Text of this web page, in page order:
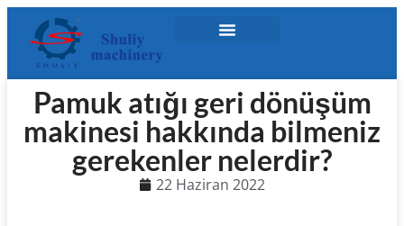
Pamuk atığı geri dönüşüm
makinesi hakkında bilmeniz
gerekenler nelerdir?
22 Haziran 2022